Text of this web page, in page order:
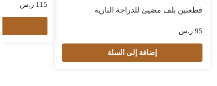
قطعتين بلف مضيئ للدراجة النارية
95 ر.س
إضافة إلى السلة
115 ر.س